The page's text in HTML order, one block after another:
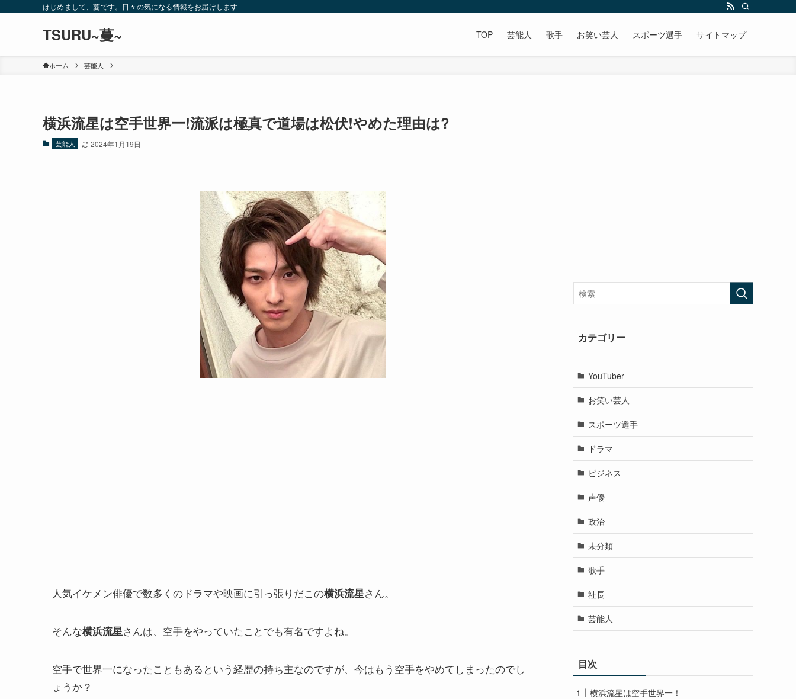
はじめまして、蔓です。日々の気になる情報をお届けします
TSURU~蔓~ TOP 芸能人 歌手 お笑い芸人 スポーツ選手 サイトマップ
ホーム 芸能人
横浜流星は空手世界一!流派は極真で道場は松伏!やめた理由は?
芸能人 2024年1月19日
人気イケメン俳優で数多くのドラマや映画に引っ張りだこの横浜流星さん。
そんな横浜流星さんは、空手をやっていたことでも有名ですよね。
空手で世界一になったこともあるという経歴の持ち主なのですが、今はもう空手をやめてしまったのでし
ょうか？
カテゴリー
YouTuber
お笑い芸人
スポーツ選手
ドラマ
ビジネス
声優
政治
未分類
歌手
社長
芸能人
目次
横浜流星は空手世界一！